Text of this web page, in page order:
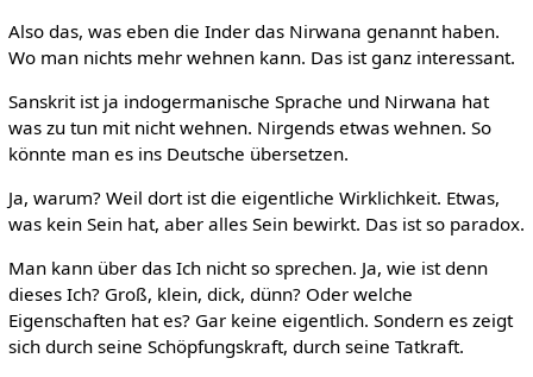
Also das, was eben die Inder das Nirwana genannt haben.
Wo man nichts mehr wehnen kann. Das ist ganz interessant.
Sanskrit ist ja indogermanische Sprache und Nirwana hat
was zu tun mit nicht wehnen. Nirgends etwas wehnen. So
könnte man es ins Deutsche übersetzen.
Ja, warum? Weil dort ist die eigentliche Wirklichkeit. Etwas,
was kein Sein hat, aber alles Sein bewirkt. Das ist so paradox.
Man kann über das Ich nicht so sprechen. Ja, wie ist denn
dieses Ich? Groß, klein, dick, dünn? Oder welche
Eigenschaften hat es? Gar keine eigentlich. Sondern es zeigt
sich durch seine Schöpfungskraft, durch seine Tatkraft.